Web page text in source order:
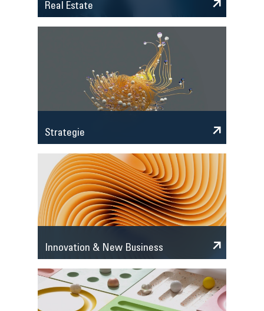
Real Estate
Strategie
Innovation & New Business